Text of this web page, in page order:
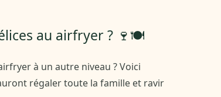
au airfryer ? 🍷🍽️
à un autre niveau ? Voici
régaler toute la famille et ravir